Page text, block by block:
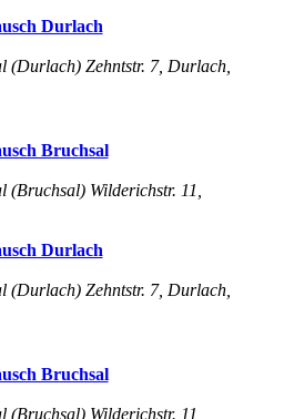
Durlach
(Durlach) Zehntstr. 7, Durlach,
Bruchsal
(Bruchsal) Wilderichstr. 11,
Durlach
(Durlach) Zehntstr. 7, Durlach,
Bruchsal
(Bruchsal) Wilderichstr. 11,